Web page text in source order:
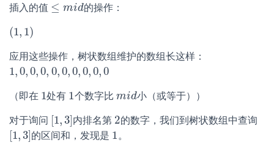
插入的值 ≤ mid
≤mid 的操作：
(1, 1)
(1,1)
应用这些操作，树状数组维护的数组长这样：
1,0,0, 0, 0,0,0,0,0,0
1, 0,0,0,0 ,0, 0,0,0,0
（即在 1
1处有 1
1个数字比 mid
mid 小（或等于））
对于询问 [1,3]
1, 3] 内排名第 2
2的数字，我们到树状数组中查询
[1,3]
1, 3] 的区间和，发现是 1
1。